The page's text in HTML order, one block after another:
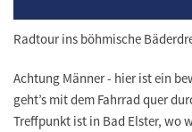
Radtour ins böhmische
Achtung Männer - hier ist ein
geht’s mit dem Fahrrad quer
Treffpunkt ist in Bad Elster, wo